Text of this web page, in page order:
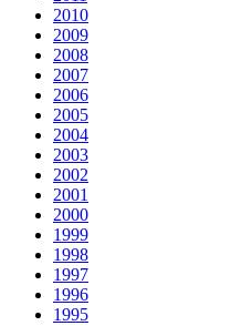
2010
2009
2008
2007
2006
2005
2004
2003
2002
2001
2000
1999
1998
1997
1996
1995